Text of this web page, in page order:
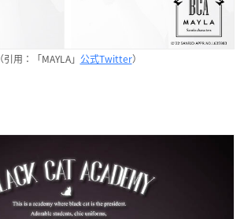
（引用：「MAYLA」 公式Twitter）